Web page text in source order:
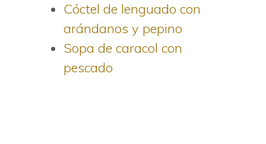
Cóctel de lenguado con
arándanos y pepino
Sopa de caracol con
pescado